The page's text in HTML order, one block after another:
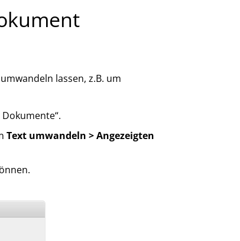
lassen, z.B. um
Text umwandeln > Angezeigten